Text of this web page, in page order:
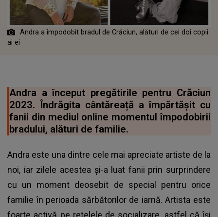
Andra a împodobit bradul de Crăciun, alături de cei doi copii
ai ei
Andra a început pregătirile pentru Crăciun
2023. Îndrăgita cântăreață a împărtășit cu
fanii din mediul online momentul împodobirii
bradului, alături de familie.
Andra este una dintre cele mai apreciate artiste de la
noi, iar zilele acestea și-a luat fanii prin surprindere
cu un moment deosebit de special pentru orice
familie în perioada sărbătorilor de iarnă. Artista este
foarte activă pe rețelele de socializare, astfel că își